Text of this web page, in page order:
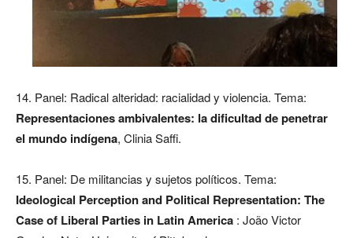
14. Panel: Radical alteridad: racialidad y violencia. Tema:
Representaciones ambivalentes: la dificultad de penetrar
el mundo indígena, Clinia Saffi.
15. Panel: De militancias y sujetos políticos. Tema:
Ideological Perception and Political Representation: The
Case of Liberal Parties in Latin America : João Victor